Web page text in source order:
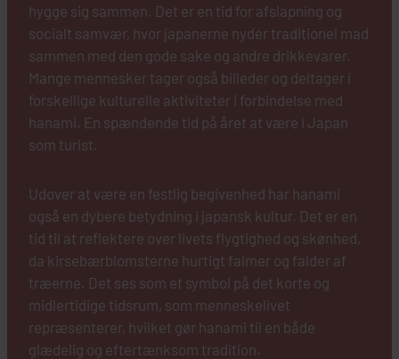
hygge sig sammen. Det er en tid for afslapning og
socialt samvær, hvor japanerne nyder traditionel mad
sammen med den gode sake og andre drikkevarer.
Mange mennesker tager også billeder og deltager i
forskellige kulturelle aktiviteter i forbindelse med
hanami. En spændende tid på året at være i Japan
som turist.
Udover at være en festlig begivenhed har hanami
også en dybere betydning i japansk kultur. Det er en
tid til at reflektere over livets flygtighed og skønhed,
da kirsebærblomsterne hurtigt falmer og falder af
træerne. Det ses som et symbol på det korte og
midlertidige tidsrum, som menneskelivet
repræsenterer, hvilket gør hanami til en både
glædelig og eftertænksom tradition.